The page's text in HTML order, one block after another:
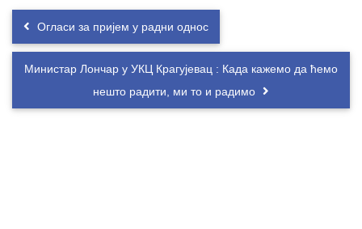
Огласи за пријем у радни однос
Министар Лончар у УКЦ Крагујевац : Када кажемо да ћемо
нешто радити, ми то и радимо